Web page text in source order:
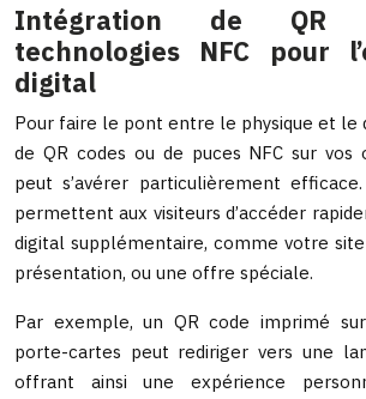
Intégration de QR
technologies NFC pour
digital
Pour faire le pont entre le physique et le
de QR codes ou de puces NFC sur vos
peut s’avérer particulièrement
permettent aux visiteurs d’accéder
digital supplémentaire, comme votre
présentation, ou une offre spéciale.
Par exemple, un QR code imprimé
porte-cartes peut rediriger vers une
offrant ainsi une expérience